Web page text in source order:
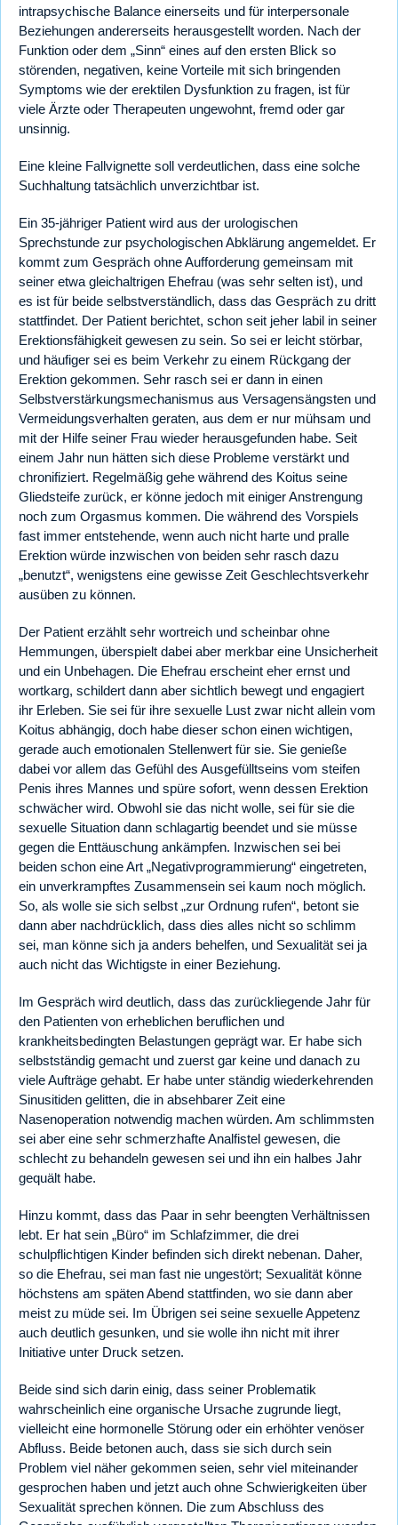
intrapsychische Balance einerseits und für interpersonale
Beziehungen andererseits herausgestellt worden. Nach der
Funktion oder dem „Sinn“ eines auf den ersten Blick so
störenden, negativen, keine Vorteile mit sich bringenden
Symptoms wie der erektilen Dysfunktion zu fragen, ist für
viele Ärzte oder Therapeuten ungewohnt, fremd oder gar
unsinnig.
Eine kleine Fallvignette soll verdeutlichen, dass eine solche
Suchhaltung tatsächlich unverzichtbar ist.
Ein 35-jähriger Patient wird aus der urologischen
Sprechstunde zur psychologischen Abklärung angemeldet. Er
kommt zum Gespräch ohne Aufforderung gemeinsam mit
seiner etwa gleichaltrigen Ehefrau (was sehr selten ist), und
es ist für beide selbstverständlich, dass das Gespräch zu dritt
stattfindet. Der Patient berichtet, schon seit jeher labil in seiner
Erektionsfähigkeit gewesen zu sein. So sei er leicht störbar,
und häufiger sei es beim Verkehr zu einem Rückgang der
Erektion gekommen. Sehr rasch sei er dann in einen
Selbstverstärkungsmechanismus aus Versagensängsten und
Vermeidungsverhalten geraten, aus dem er nur mühsam und
mit der Hilfe seiner Frau wieder herausgefunden habe. Seit
einem Jahr nun hätten sich diese Probleme verstärkt und
chronifiziert. Regelmäßig gehe während des Koitus seine
Gliedsteife zurück, er könne jedoch mit einiger Anstrengung
noch zum Orgasmus kommen. Die während des Vorspiels
fast immer entstehende, wenn auch nicht harte und pralle
Erektion würde inzwischen von beiden sehr rasch dazu
„benutzt“, wenigstens eine gewisse Zeit Geschlechtsverkehr
ausüben zu können.
Der Patient erzählt sehr wortreich und scheinbar ohne
Hemmungen, überspielt dabei aber merkbar eine Unsicherheit
und ein Unbehagen. Die Ehefrau erscheint eher ernst und
wortkarg, schildert dann aber sichtlich bewegt und engagiert
ihr Erleben. Sie sei für ihre sexuelle Lust zwar nicht allein vom
Koitus abhängig, doch habe dieser schon einen wichtigen,
gerade auch emotionalen Stellenwert für sie. Sie genieße
dabei vor allem das Gefühl des Ausgefülltseins vom steifen
Penis ihres Mannes und spüre sofort, wenn dessen Erektion
schwächer wird. Obwohl sie das nicht wolle, sei für sie die
sexuelle Situation dann schlagartig beendet und sie müsse
gegen die Enttäuschung ankämpfen. Inzwischen sei bei
beiden schon eine Art „Negativprogrammierung“ eingetreten,
ein unverkrampftes Zusammensein sei kaum noch möglich.
So, als wolle sie sich selbst „zur Ordnung rufen“, betont sie
dann aber nachdrücklich, dass dies alles nicht so schlimm
sei, man könne sich ja anders behelfen, und Sexualität sei ja
auch nicht das Wichtigste in einer Beziehung.
Im Gespräch wird deutlich, dass das zurückliegende Jahr für
den Patienten von erheblichen beruflichen und
krankheitsbedingten Belastungen geprägt war. Er habe sich
selbstständig gemacht und zuerst gar keine und danach zu
viele Aufträge gehabt. Er habe unter ständig wiederkehrenden
Sinusitiden gelitten, die in absehbarer Zeit eine
Nasenoperation notwendig machen würden. Am schlimmsten
sei aber eine sehr schmerzhafte Analfistel gewesen, die
schlecht zu behandeln gewesen sei und ihn ein halbes Jahr
gequält habe.
Hinzu kommt, dass das Paar in sehr beengten Verhältnissen
lebt. Er hat sein „Büro“ im Schlafzimmer, die drei
schulpflichtigen Kinder befinden sich direkt nebenan. Daher,
so die Ehefrau, sei man fast nie ungestört; Sexualität könne
höchstens am späten Abend stattfinden, wo sie dann aber
meist zu müde sei. Im Übrigen sei seine sexuelle Appetenz
auch deutlich gesunken, und sie wolle ihn nicht mit ihrer
Initiative unter Druck setzen.
Beide sind sich darin einig, dass seiner Problematik
wahrscheinlich eine organische Ursache zugrunde liegt,
vielleicht eine hormonelle Störung oder ein erhöhter venöser
Abfluss. Beide betonen auch, dass sie sich durch sein
Problem viel näher gekommen seien, sehr viel miteinander
gesprochen haben und jetzt auch ohne Schwierigkeiten über
Sexualität sprechen können. Die zum Abschluss des